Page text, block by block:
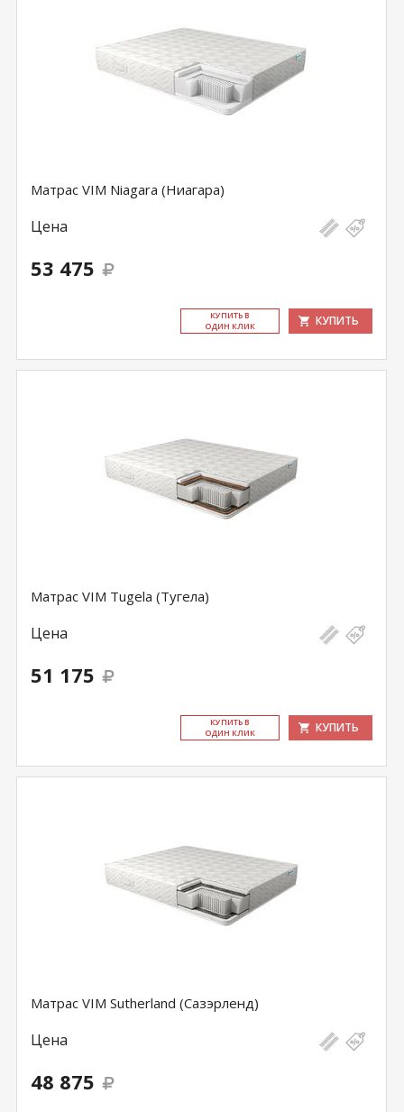
Матрас VIM Niagara (Ниагара)
Цена
53 475
КУ­ПИТЬ В
ОДИН КЛИК
КУПИТЬ
Матрас VIM Tugela (Тугела)
Цена
51 175
КУ­ПИТЬ В
ОДИН КЛИК
КУПИТЬ
Матрас VIM Sutherland (Сазэрленд)
Цена
48 875